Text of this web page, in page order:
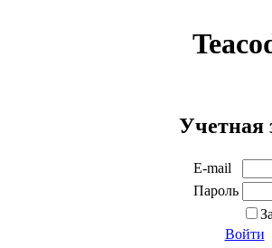
Учетная
E-mail
Пароль
Войти